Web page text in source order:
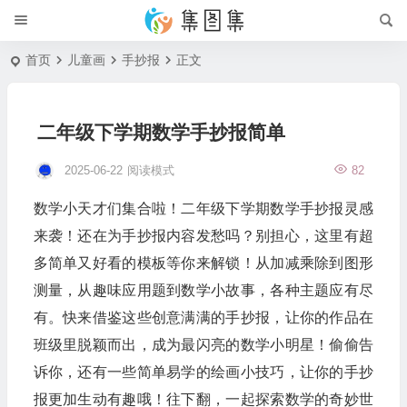
首页 儿童画 手抄报 正文
二年级下学期数学手抄报简单
2025-06-22 82
阅读模式
数学小天才们集合啦！二年级下学期数学手抄报灵感
来袭！还在为手抄报内容发愁吗？别担心，这里有超
多简单又好看的模板等你来解锁！从加减乘除到图形
测量，从趣味应用题到数学小故事，各种主题应有尽
有。快来借鉴这些创意满满的手抄报，让你的作品在
班级里脱颖而出，成为最闪亮的数学小明星！偷偷告
诉你，还有一些简单易学的绘画小技巧，让你的手抄
报更加生动有趣哦！往下翻，一起探索数学的奇妙世